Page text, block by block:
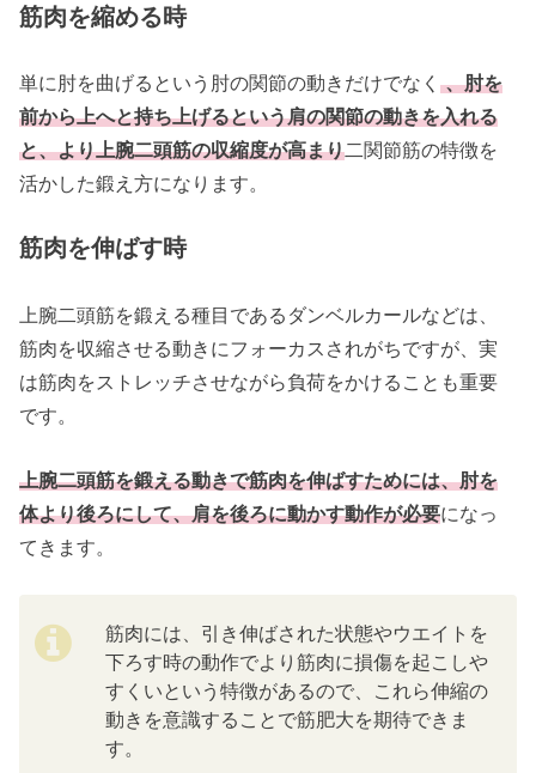
筋肉を縮める時
単に肘を曲げるという肘の関節の動きだけでなく 、肘を
前から上へと持ち上げるという肩の関節の動きを入れる
と、より上腕二頭筋の収縮度が高まり二関節筋の特徴を
活かした鍛え方になります。
筋肉を伸ばす時
上腕二頭筋を鍛える種目であるダンベルカールなどは、
筋肉を収縮させる動きにフォーカスされがちですが、実
は筋肉をストレッチさせながら負荷をかけることも重要
です。
上腕二頭筋を鍛える動きで筋肉を伸ばすためには、肘を
体より後ろにして、肩を後ろに動かす動作が必要になっ
てきます。
筋肉には、引き伸ばされた状態やウエイトを
下ろす時の動作でより筋肉に損傷を起こしや
すくいという特徴があるので、これら伸縮の
動きを意識することで筋肥大を期待できま
す。